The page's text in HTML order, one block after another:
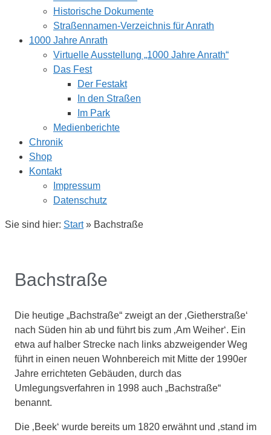
Historische Dokumente
Straßennamen-Verzeichnis für Anrath
1000 Jahre Anrath
Virtuelle Ausstellung „1000 Jahre Anrath“
Das Fest
Der Festakt
In den Straßen
Im Park
Medienberichte
Chronik
Shop
Kontakt
Impressum
Datenschutz
Sie sind hier: Start» Bachstraße
Bachstraße
Die heutige „Bachstraße“ zweigt an der ‚Gietherstraße‘
nach Süden hin ab und führt bis zum ‚Am Weiher‘. Ein
etwa auf halber Strecke nach links abzweigender Weg
führt in einen neuen Wohnbereich mit Mitte der 1990er
Jahre errichteten Gebäuden, durch das
Umlegungsverfahren in 1998 auch „Bachstraße“
benannt.
Die ‚Beek‘ wurde bereits um 1820 erwähnt und ‚stand im